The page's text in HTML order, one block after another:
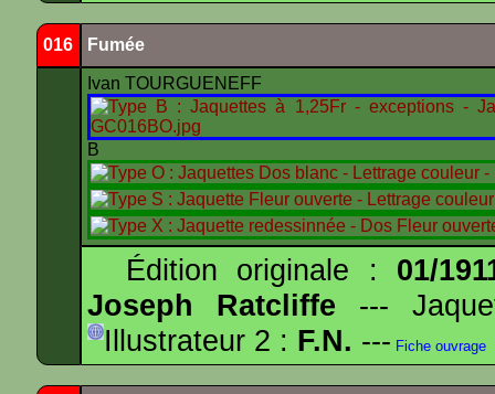
016 Fumée
Ivan TOURGUENEFF
B
Édition originale : 01/
Joseph Ratcliffe ---
Illustrateur 2 : F.N. --- Fiche ouvrage